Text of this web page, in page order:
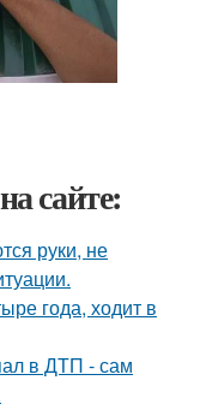
сайте:
руки, не
года, ходит в
в ДТП - сам